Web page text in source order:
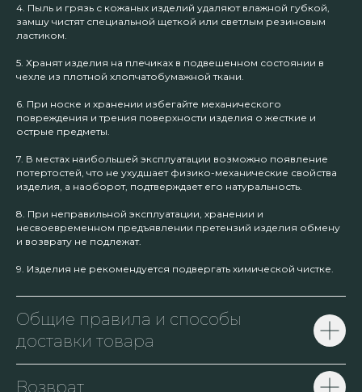
4. Пыль и грязь с кожаных изделий удаляют влажной губкой,
замшу чистят специальной щеткой или светлым резиновым
ластиком.
5. Хранят изделия на плечиках в подвешенном состоянии в
чехле из плотной хлопчатобумажной ткани.
6. При носке и хранении избегайте механического
повреждения и трения поверхности изделия о жесткие и
острые предметы.
7. В местах наибольшей эксплуатации возможно появление
потертостей, что не ухудшает физико-механические свойства
изделия, а наоборот, подтверждает его натуральность.
8. При неправильной эксплуатации, хранении и
несвоевременном предъявлении претензий изделия обмену
и возврату не подлежат.
9. Изделия не рекомендуется подвергать химической чистке.
Общие правила и способы
доставки товара
Возврат